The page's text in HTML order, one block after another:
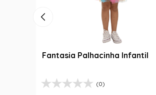
Fantasia Festa Junina Adulto
Jardineira Xadrez Caipira Azul
R$ 139,99
1 R$ 99, 99